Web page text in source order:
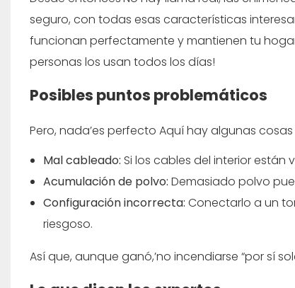
seguro, con todas esas características
funcionan perfectamente y mantienen tu
personas los usan todos los días!
Posibles puntos problemáticos
Pero, nada’es perfecto Aquí hay algunas
Mal cableado: Si los cables del interior están
Acumulación de polvo:Demasiado polvo
Configuración incorrecta:Conectarlo a un
riesgoso.
Así que, aunque ganó,’no incendiarse “por sí